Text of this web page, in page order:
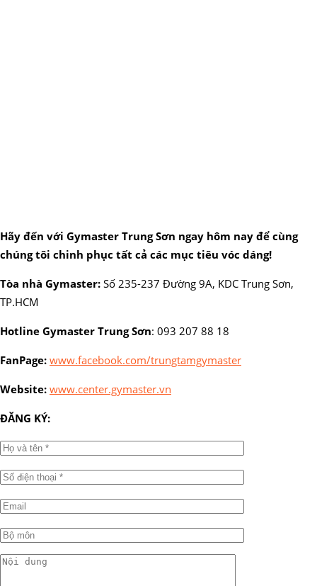
Hãy đến với Gymaster Trung Sơn ngay hôm nay để cùng
chúng tôi chinh phục tất cả các mục tiêu vóc dáng!
Tòa nhà Gymaster: Số 235-237 Đường 9A, KDC Trung Sơn,
TP.HCM
Hotline Gymaster Trung Sơn: 093 207 88 18
FanPage: www.facebook.com/trungtamgymaster
Website: www.center.gymaster.vn
ĐĂNG KÝ: